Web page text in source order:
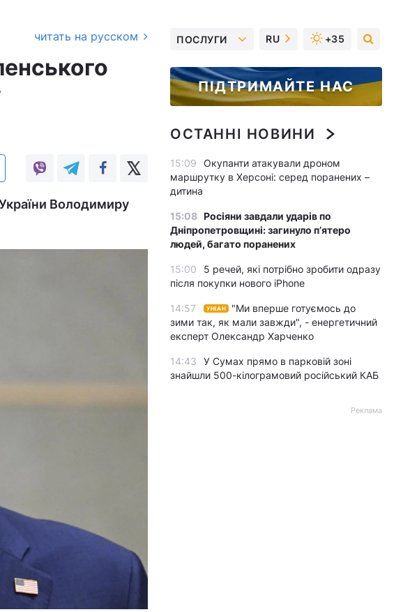
читать на русском
Володимиру
ПОСЛУГИ RU +35
ПІДТРИМАЙТЕ НАС
ОСТАННІ НОВИНИ
15:09
Окупанти атакували дроном
маршрутку в Херсоні: серед поранених –
дитина
15:08 Росіяни завдали ударів по
Дніпропетровщині: загинуло пʼятеро
людей, багато поранених
15:00
5 речей, які потрібно зробити одразу
після покупки нового iPhone
14:57 УНІАН
"Ми вперше готуємось до
зими так, як мали завжди", - енергетичний
експерт Олександр Харченко
14:43
У Сумах прямо в парковій зоні
знайшли 500-кілограмовий російський КАБ
Реклама